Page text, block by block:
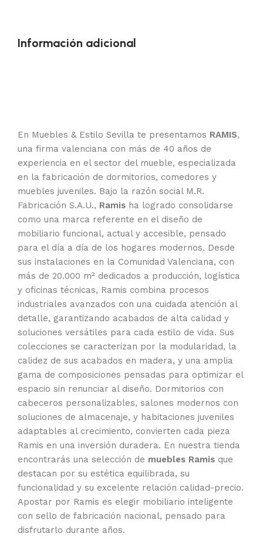
Información adicional
En Muebles & Estilo Sevilla te presentamos RAMIS,
una firma valenciana con más de 40 años de
experiencia en el sector del mueble, especializada
en la fabricación de dormitorios, comedores y
muebles juveniles. Bajo la razón social M.R.
Fabricación S.A.U., Ramis ha logrado consolidarse
como una marca referente en el diseño de
mobiliario funcional, actual y accesible, pensado
para el día a día de los hogares modernos. Desde
sus instalaciones en la Comunidad Valenciana, con
más de 20.000 m² dedicados a producción, logística
y oficinas técnicas, Ramis combina procesos
industriales avanzados con una cuidada atención al
detalle, garantizando acabados de alta calidad y
soluciones versátiles para cada estilo de vida. Sus
colecciones se caracterizan por la modularidad, la
calidez de sus acabados en madera, y una amplia
gama de composiciones pensadas para optimizar el
espacio sin renunciar al diseño. Dormitorios con
cabeceros personalizables, salones modernos con
soluciones de almacenaje, y habitaciones juveniles
adaptables al crecimiento, convierten cada pieza
Ramis en una inversión duradera. En nuestra tienda
encontrarás una selección de muebles Ramis que
destacan por su estética equilibrada, su
funcionalidad y su excelente relación calidad-precio.
Apostar por Ramis es elegir mobiliario inteligente
con sello de fabricación nacional, pensado para
disfrutarlo durante años.